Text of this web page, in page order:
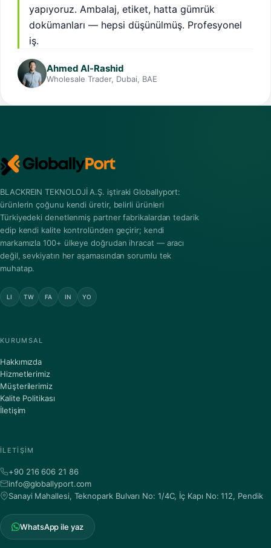
yapıyoruz. Ambalaj, etiket, hatta gümrük
dokümanları — hepsi düşünülmüş. Profesyonel
iş.
Ahmed Al-Rashid
Wholesale Trader, Dubai, BAE
BLACKREIN TEKNOLOJİ A.Ş. iştiraki Globallyport:
ürünlerin çoğunu kendi üretir, belirli ürünleri
Türkiyedeki denetlenmiş partner fabrikalardan tedarik
edip kendi kalite kontrolünden geçirir; kendi
markamızla 100+ ülkeye doğrudan ihracat — aracı
değil, sevkiyatın her aşamasından sorumlu tek
muhatap.
LI TW FA IN YO
KURUMSAL
Hakkımızda
Hizmetlerimiz
Müşterilerimiz
Kalite Politikası
İletişim
İLETIŞIM
+90 216 606 21 86
info@globallyport.com
Sanayi Mahallesi, Teknopark Bulvarı No: 1/4C, İç Kapı No: 112, Pendik
WhatsApp ile yaz